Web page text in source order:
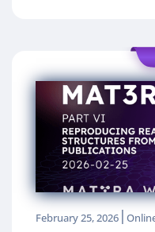
February 25, 2026 |